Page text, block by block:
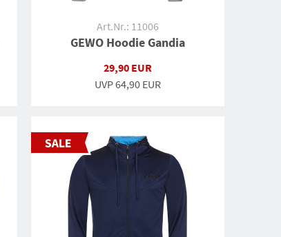
Art.Nr.: 11006
GEWO Hoodie Gandia
29,90 EUR
UVP64,90 EUR